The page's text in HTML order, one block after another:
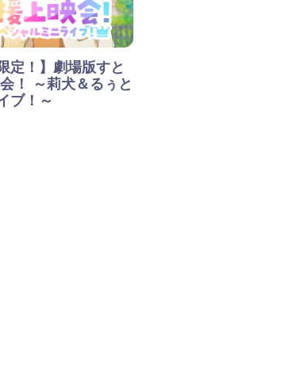
定！】劇場版すと
！ ～莉犬＆るぅと
ブ！～